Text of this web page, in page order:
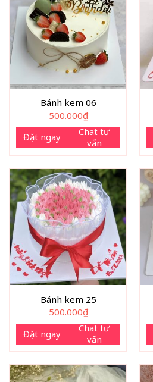
Bánh kem 06
500.000₫
Đặt ngay
Chat tư
vấn
Bánh kem 25
500.000₫
Đặt ngay
Chat tư
vấn